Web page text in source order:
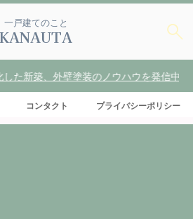
一戸建てのこと
KANAUTA
新築、外壁塗装のノウハウを発信中
コンタクト プライバシーポリシー